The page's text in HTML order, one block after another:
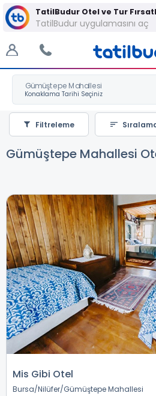
TatilBudur Otel ve Tur
TatilBudur uygulamasını aç
Gümüştepe Mahallesi
Filtreleme
Gümüştepe Mahallesi
Mis Gibi Otel
Bursa Nilüfer Gümüştepe Mahallesi